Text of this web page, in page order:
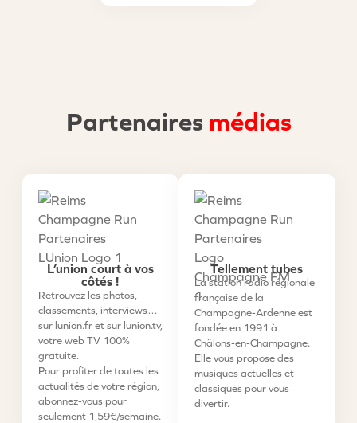
Partenaires médias
L’union court à vos
côtés !
Retrouvez les photos,
classements, interviews…
sur lunion.fr et sur lunion.tv,
votre web TV 100%
gratuite.
Pour profiter de toutes les
actualités de votre région,
abonnez-vous pour
seulement 1,59€/semaine.
Tellement tubes
La station radio régionale
française de la
Champagne-Ardenne est
fondée en 1991 à
Châlons-en-Champagne.
Elle vous propose des
musiques actuelles et
classiques pour vous
divertir.